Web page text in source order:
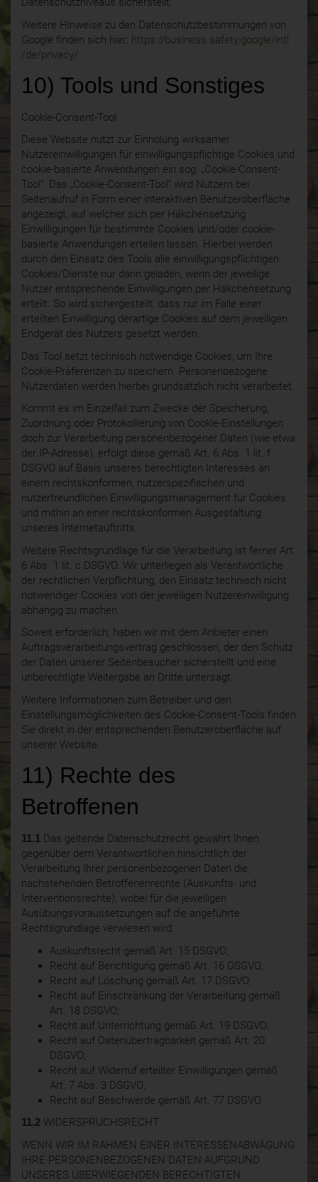
Weitere Hinweise zu den Datenschutzbestimmungen von
Google finden sich hier: https://business.safety.google/intl
/de/privacy/
10) Tools und Sonstiges
Cookie-Consent-Tool
Diese Website nutzt zur Einholung wirksamer
Nutzereinwilligungen für einwilligungspflichtige Cookies und
cookie-basierte Anwendungen ein sog. „Cookie-Consent-
Tool“. Das „Cookie-Consent-Tool“ wird Nutzern bei
Seitenaufruf in Form einer interaktiven Benutzeroberfläche
angezeigt, auf welcher sich per Häkchensetzung
Einwilligungen für bestimmte Cookies und/oder cookie-
basierte Anwendungen erteilen lassen. Hierbei werden
durch den Einsatz des Tools alle einwilligungspflichtigen
Cookies/Dienste nur dann geladen, wenn der jeweilige
Nutzer entsprechende Einwilligungen per Häkchensetzung
erteilt. So wird sichergestellt, dass nur im Falle einer
erteilten Einwilligung derartige Cookies auf dem jeweiligen
Endgerät des Nutzers gesetzt werden.
Das Tool setzt technisch notwendige Cookies, um Ihre
Cookie-Präferenzen zu speichern. Personenbezogene
Nutzerdaten werden hierbei grundsätzlich nicht verarbeitet.
Kommt es im Einzelfall zum Zwecke der Speicherung,
Zuordnung oder Protokollierung von Cookie-Einstellungen
doch zur Verarbeitung personenbezogener Daten (wie etwa
der IP-Adresse), erfolgt diese gemäß Art. 6 Abs. 1 lit. f
DSGVO auf Basis unseres berechtigten Interesses an
einem rechtskonformen, nutzerspezifischen und
nutzerfreundlichen Einwilligungsmanagement für Cookies
und mithin an einer rechtskonformen Ausgestaltung
unseres Internetauftritts.
Weitere Rechtsgrundlage für die Verarbeitung ist ferner Art.
6 Abs. 1 lit. c DSGVO. Wir unterliegen als Verantwortliche
der rechtlichen Verpflichtung, den Einsatz technisch nicht
notwendiger Cookies von der jeweiligen Nutzereinwilligung
abhängig zu machen.
Soweit erforderlich, haben wir mit dem Anbieter einen
Auftragsverarbeitungsvertrag geschlossen, der den Schutz
der Daten unserer Seitenbesucher sicherstellt und eine
unberechtigte Weitergabe an Dritte untersagt.
Weitere Informationen zum Betreiber und den
Einstellungsmöglichkeiten des Cookie-Consent-Tools finden
Sie direkt in der entsprechenden Benutzeroberfläche auf
unserer Website.
11) Rechte des
Betroffenen
11.1 Das geltende Datenschutzrecht gewährt Ihnen
gegenüber dem Verantwortlichen hinsichtlich der
Verarbeitung Ihrer personenbezogenen Daten die
nachstehenden Betroffenenrechte (Auskunfts- und
Interventionsrechte), wobei für die jeweiligen
Ausübungsvoraussetzungen auf die angeführte
Rechtsgrundlage verwiesen wird:
Auskunftsrecht gemäß Art. 15 DSGVO;
Recht auf Berichtigung gemäß Art. 16 DSGVO;
Recht auf Löschung gemäß Art. 17 DSGVO;
Recht auf Einschränkung der Verarbeitung gemäß
Art. 18 DSGVO;
Recht auf Unterrichtung gemäß Art. 19 DSGVO;
Recht auf Datenübertragbarkeit gemäß Art. 20
DSGVO;
Recht auf Widerruf erteilter Einwilligungen gemäß
Art. 7 Abs. 3 DSGVO;
Recht auf Beschwerde gemäß Art. 77 DSGVO.
11.2 WIDERSPRUCHSRECHT
WENN WIR IM RAHMEN EINER INTERESSENABWÄGUNG
IHRE PERSONENBEZOGENEN DATEN AUFGRUND
UNSERES ÜBERWIEGENDEN BERECHTIGTEN